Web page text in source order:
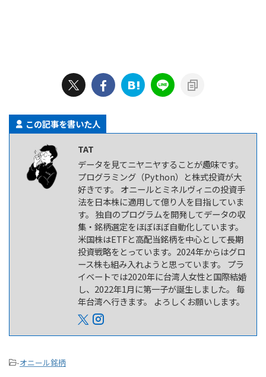
この記事を書いた人
TAT
データを見てニヤニヤすることが趣味です。
プログラミング（Python）と株式投資が大
好きです。 オニールとミネルヴィニの投資手
法を日本株に適用して億り人を目指していま
す。 独自のプログラムを開発してデータの収
集・銘柄選定をほぼほぼ自動化しています。
米国株はETFと高配当銘柄を中心として長期
投資戦略をとっています。2024年からはグロ
ース株も組み入れようと思っています。 プラ
イベートでは2020年に台湾人女性と国際結婚
し、2022年1月に第一子が誕生しました。 毎
年台湾へ行きます。 よろしくお願いします。
-オニール銘柄